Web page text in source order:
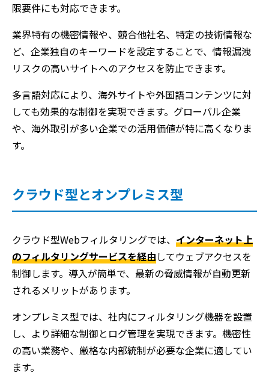
限要件にも対応できます。
業界特有の機密情報や、競合他社名、特定の技術情報な
ど、企業独自のキーワードを設定することで、情報漏洩
リスクの高いサイトへのアクセスを防止できます。
多言語対応により、海外サイトや外国語コンテンツに対
しても効果的な制御を実現できます。グローバル企業
や、海外取引が多い企業での活用価値が特に高くなりま
す。
クラウド型とオンプレミス型
クラウド型Webフィルタリングでは、 インターネット上
のフィルタリングサービスを経由してウェブアクセスを
制御します。導入が簡単で、最新の脅威情報が自動更新
されるメリットがあります。
オンプレミス型では、社内にフィルタリング機器を設置
し、より詳細な制御とログ管理を実現できます。機密性
の高い業務や、厳格な内部統制が必要な企業に適してい
ます。